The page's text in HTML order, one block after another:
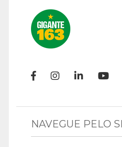
NAVEGUE PELO